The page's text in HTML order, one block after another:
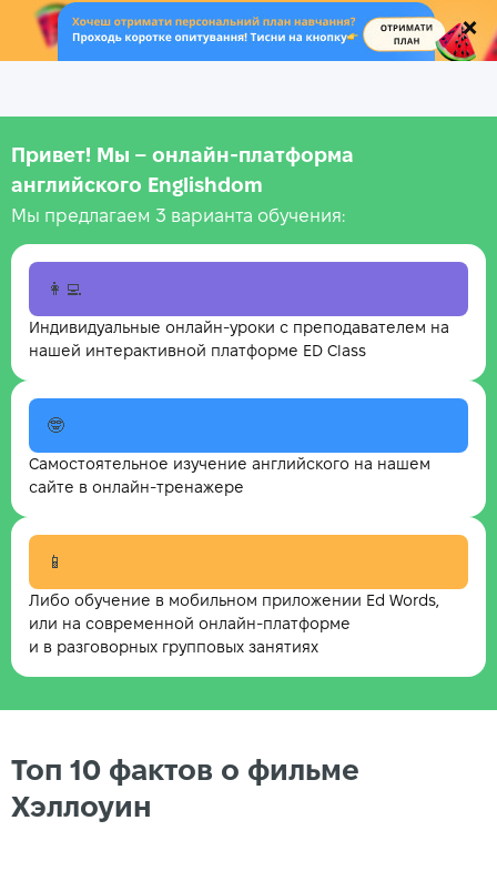
.
Привет! Мы – онлайн‑платформа
английского Englishdom
Мы предлагаем 3 варианта обучения:
👩‍💻
Индивидуальные онлайн-уроки с преподавателем на
нашей интерактивной платформе ED Class
🤓
Самостоятельное изучение английского на нашем
сайте в онлайн-тренажере
📱
Либо обучение в мобильном приложении Ed Words,
или на современной онлайн-платформе
и в разговорных групповых занятиях
Топ 10 фактов о фильме
Хэллоуин